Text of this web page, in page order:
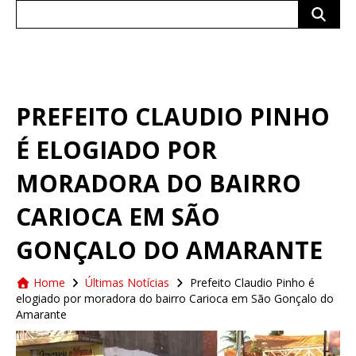
PREFEITO CLAUDIO PINHO
É ELOGIADO POR
MORADORA DO BAIRRO
CARIOCA EM SÃO
GONÇALO DO AMARANTE
Home Últimas Notícias
Prefeito Claudio Pinho é
elogiado por moradora do bairro Carioca em São Gonçalo do
Amarante
Tocador